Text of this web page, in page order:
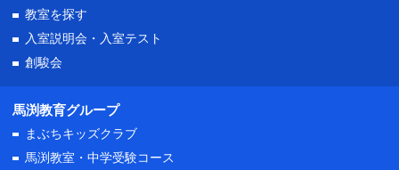
教室を探す
入室説明会・ 入室テスト
創駿会
馬渕教育グループ
まぶちキッズクラブ
馬渕教室・中学受験コース